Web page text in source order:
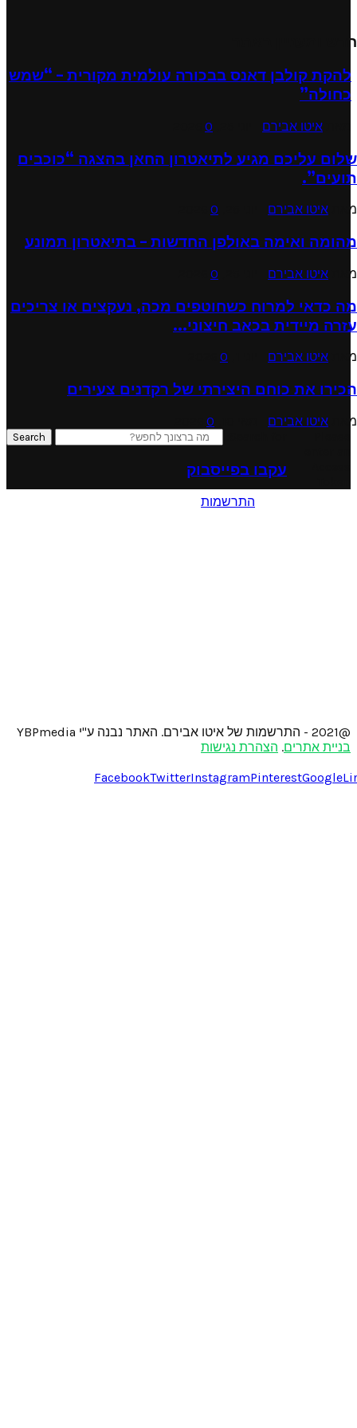
חדש ומעניין באתר
להקת קולבן דאנס בבכורה עולמית מקורית – “שמש
כחולה”
איטו אבירם 0
שלום עליכם מגיע לתיאטרון החאן בהצגה “כוכבים
תועים”.
מאת איטו אבירם 0
מהומה ואימה באולפן החדשות – בתיאטרון תמונע
מאת איטו אבירם 0
מה כדאי למרוח כשחוטפים מכה, נעקצים או צריכים
עזרה מיידית בכאב חיצוני...
מאת איטו אבירם 0
הכירו את כוחם היצירתי של רקדנים צעירים
מאת איטו אבירם
0
Search
עקבו בפייסבוק
התרשמות
@2021 - התרשמות של איטו אבירם. האתר נבנה ע"י YBPmedia
בניית אתרים. הצהרת נגישות
FacebookTwitterInstagramPinterestGoogle